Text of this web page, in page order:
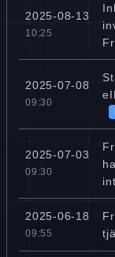
2025-08-13
10:25
2025-07-08
09:30
2025-07-03
09:30
2025-06-18
09:55